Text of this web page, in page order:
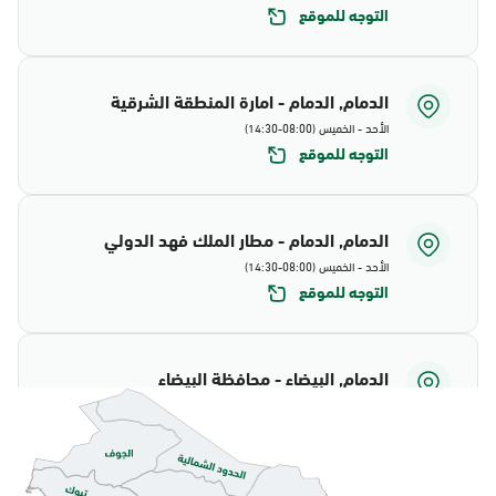
التوجه للموقع
الدمام, الدمام - امارة المنطقة الشرقية
الأحد - الخميس (08:00-14:30)
التوجه للموقع
الدمام, الدمام - مطار الملك فهد الدولي
الأحد - الخميس (08:00-14:30)
التوجه للموقع
الدمام, البيضاء - محافظة البيضاء